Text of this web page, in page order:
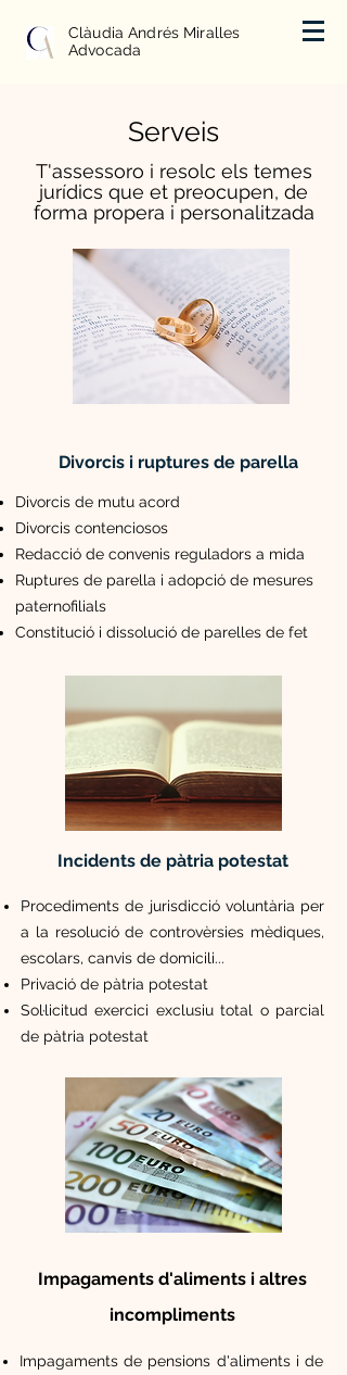
Clàudia Andrés Miralles
Advocada
Serveis
T'assessoro i resolc els temes
jurídics que et preocupen, de
forma propera i personalitzada
Divorcis i ruptures de parella
Divorcis de mutu acord
Divorcis contenciosos
Redacció de convenis reguladors a mida
Ruptures de parella i adopció de mesures
paternofilials
Constitució i dissolució de parelles de fet
Incidents de pàtria potestat
Procedimentsde jurisdicció voluntària per
a la resolució de controvèrsies mèdiques,
escolars, canvis de domicili...
Privació de pàtria potestat
Sol·licitud exercici exclusiu total o parcial
de pàtria potestat
Impagaments d'aliments i altres
incompliments
Impagaments de pensions d'aliments i de